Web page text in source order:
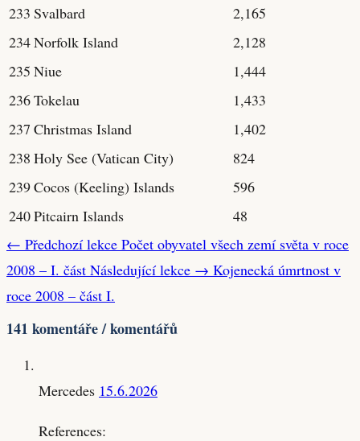
233 Svalbard
2,165
234Norfolk Island
2,128
235 Niue
1,444
236Tokelau
1,433
237 Christmas Island
1,402
238 Holy See (Vatican City)
824
239Cocos (Keeling) Islands
596
240Pitcairn Islands
48
← Předchozí lekce Počet obyvatel všech zemí světa v roce
2008 – I. část Následující lekce → Kojenecká úmrtnost v
roce 2008 – část I.
141 komentáře / komentářů
Mercedes 15.6.2026
References: